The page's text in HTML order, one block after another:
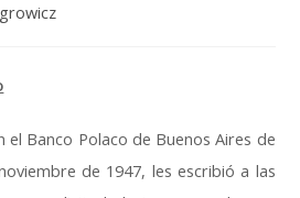
Banco Polaco de Buenos Aires de
de 1947, les escribió a las